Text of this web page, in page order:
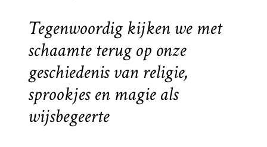
Tegenwoordig kijken we met
schaamte terug op onze
geschiedenis van religie,
sprookjes en magie als
wijsbegeerte